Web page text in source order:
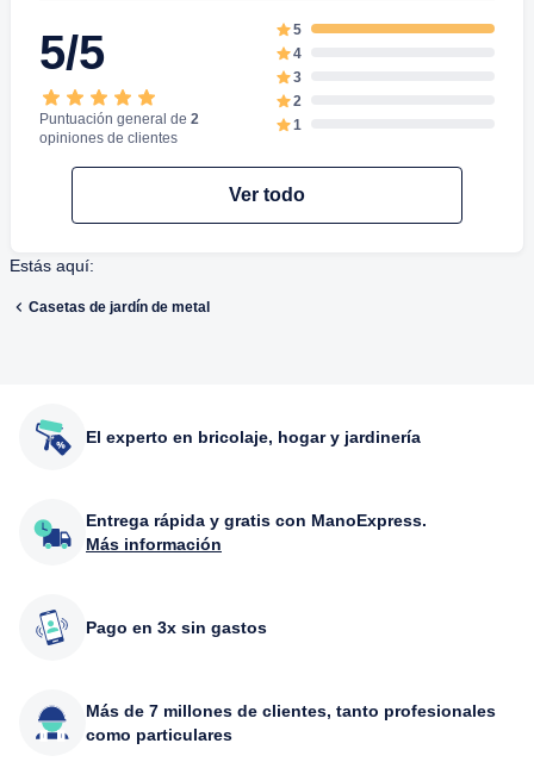
5/5
Puntuación general de 2
opiniones de clientes
5
4
3
2
1
Ver todo
Estás aquí:
Casetas de jardín de metal
El experto en bricolaje, hogar y jardinería
Entrega rápida y gratis con ManoExpress.
Más información
Pago en 3x sin gastos
Más de 7 millones de clientes, tanto profesionales
como particulares